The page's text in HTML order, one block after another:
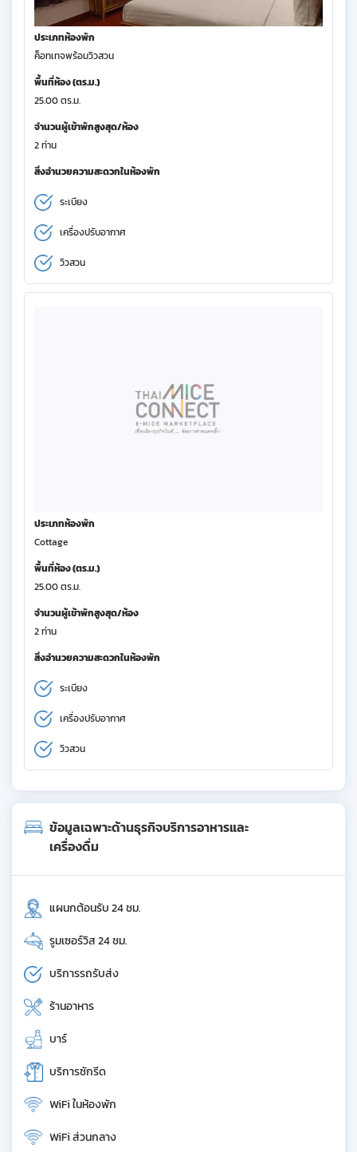
ประเภทห้องพัก
ค็อทเทจพร้อมวิวสวน
พื้นที่ห้อง (ตร.ม.)
25.00 ตร.ม.
จำนวนผู้เข้าพักสูงสุด/ห้อง
2 ท่าน
สิ่งอำนวยความสะดวกในห้องพัก
ระเบียง
เครื่องปรับอากาศ
วิวสวน
ประเภทห้องพัก
Cottage
พื้นที่ห้อง (ตร.ม.)
25.00 ตร.ม.
จำนวนผู้เข้าพักสูงสุด/ห้อง
2 ท่าน
สิ่งอำนวยความสะดวกในห้องพัก
ระเบียง
เครื่องปรับอากาศ
วิวสวน
ข้อมูลเฉพาะด้านธุรกิจบริการอาหารและ
เครื่องดื่ม
แผนกต้อนรับ 24 ชม.
รูมเซอร์วิส 24 ชม.
บริการรถรับส่ง
ร้านอาหาร
บาร์
บริการซักรีด
WiFi ในห้องพัก
WiFi ส่วนกลาง